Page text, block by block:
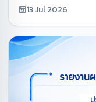
13 Jul 2026